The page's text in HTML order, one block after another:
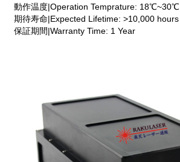
動作温度|Operation Temprature: 18℃~30℃
期待寿命|Expected Lifetime: >10,000 hours
保証期間|Warranty Time: 1 Year